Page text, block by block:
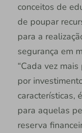
conceitos de
de poupar
para a
segurança em
“Cada vez
por
características,
para aquelas
reserva